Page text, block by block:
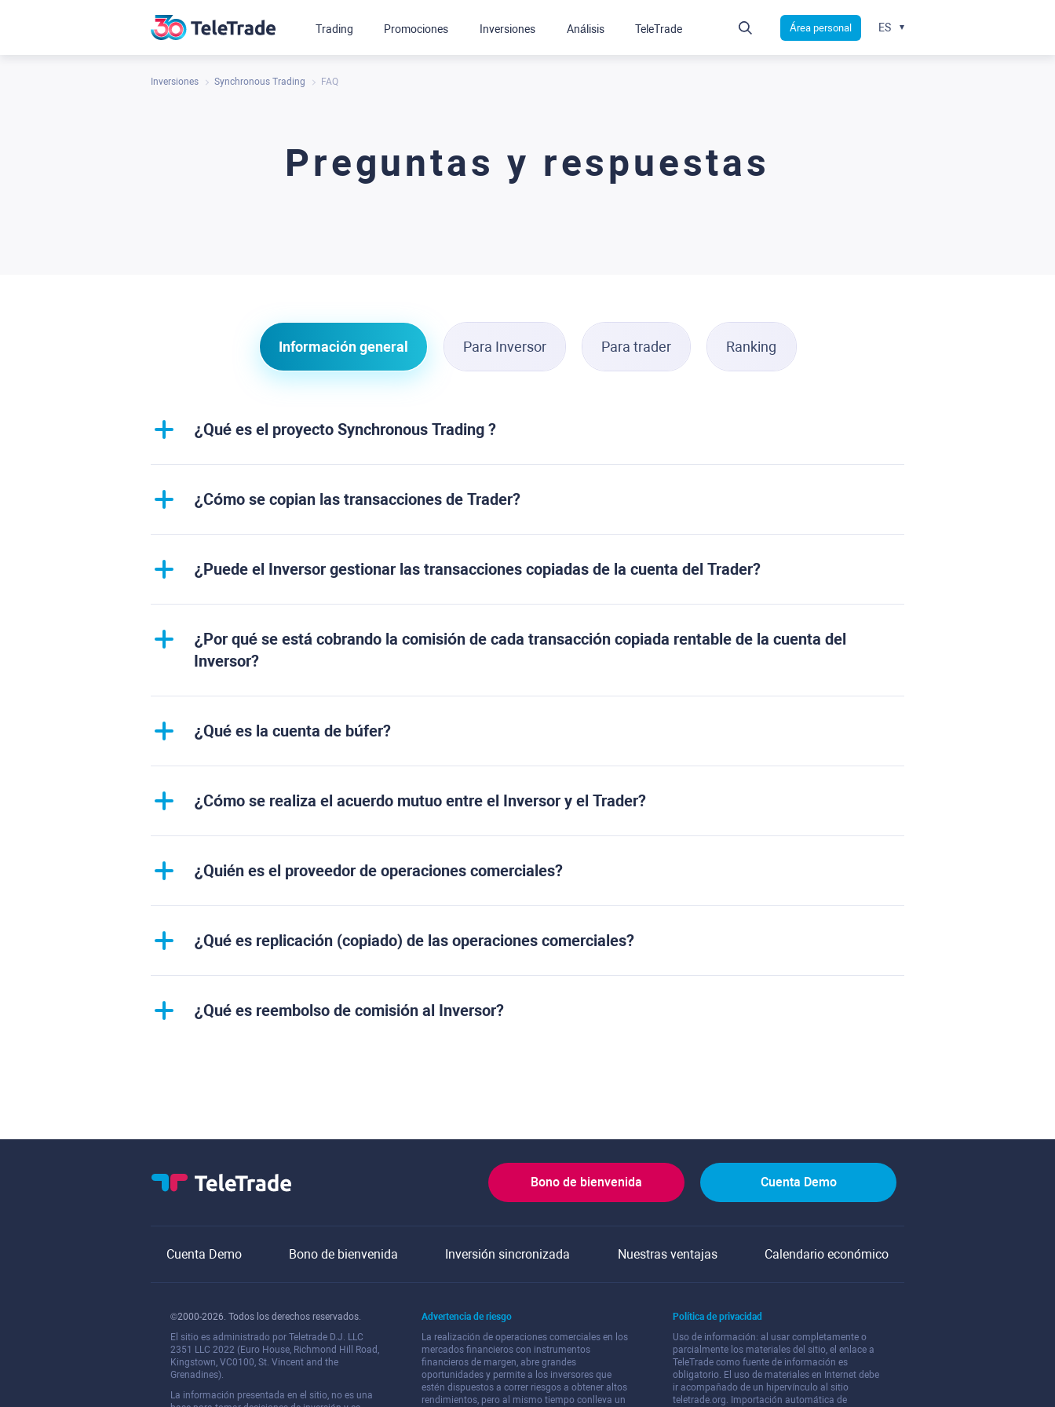
Inversiones Synchronous Trading FAQ
Preguntas y respuestas
Información general Para Inversor Para trader Ranking
¿Qué es el proyecto Synchronous Trading ?
¿Cómo se copian las transacciones de Trader?
¿Puede el Inversor gestionar las transacciones copiadas de la cuenta del Trader?
¿Por qué se está cobrando la comisión de cada transacción copiada rentable de la cuenta del
Inversor?
¿Qué es la cuenta de búfer?
¿Cómo se realiza el acuerdo mutuo entre el Inversor y el Trader?
¿Quién es el proveedor de operaciones comerciales?
¿Qué es replicación (copiado) de las operaciones comerciales?
¿Qué es reembolso de comisión al Inversor?
Trading Promociones Inversiones Análisis TeleTrade Área personal ES
Bono de bienvenida Cuenta Demo
Cuenta Demo Bono de bienvenida Inversión sincronizada Nuestras ventajas Calendario económico
©2000-2026. Todos los derechos reservados.
El sitio es administrado por Teletrade D.J. LLC
2351 LLC 2022 (Euro House, Richmond Hill Road,
Kingstown, VC0100, St. Vincent and the
Grenadines).
La información presentada en el sitio, no es una
Advertencia de riesgo
La realización de operaciones comerciales en los
mercados financieros con instrumentos
financieros de margen, abre grandes
oportunidades y permite a los inversores que
estén dispuestos a correr riesgos a obtener altos
rendimientos, pero al mismo tiempo conlleva un
Política de privacidad
Uso de información: al usar completamente o
parcialmente los materiales del sitio, el enlace a
TeleTrade como fuente de información es
obligatorio. El uso de materiales en Internet debe
ir acompañado de un hipervínculo al sitio
teletrade.org. Importación automática de